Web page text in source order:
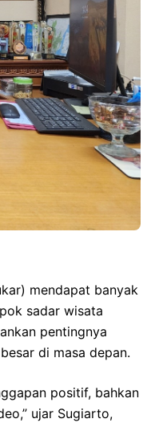
mendapat banyak
sadar wisata
pentingnya
di masa depan.
positif, bahkan
ujar Sugiarto,